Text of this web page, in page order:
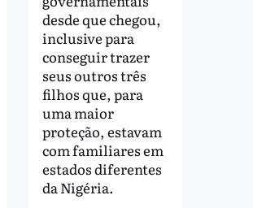
desde que chegou,
inclusive para
conseguir trazer
seus outros três
filhos que, para
uma maior
proteção, estavam
com familiares em
estados diferentes
da Nigéria.